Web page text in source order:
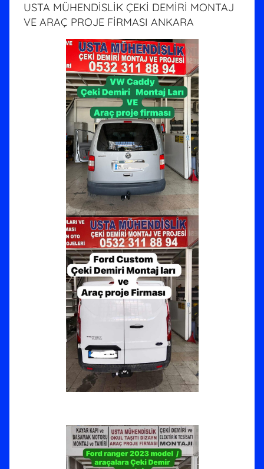
USTA MÜHENDİSLİK ÇEKİ DEMİRİ MONTAJ
VE ARAÇ PROJE FİRMASI ANKARA